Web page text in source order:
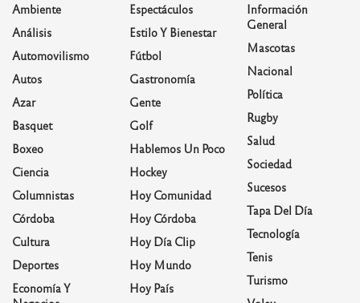
Ambiente
Análisis
Automovilismo
Autos
Azar
Basquet
Boxeo
Ciencia
Columnistas
Córdoba
Cultura
Deportes
Economía Y
Espectáculos
Estilo Y Bienestar
Fútbol
Gastronomía
Gente
Golf
Hablemos Un Poco
Hockey
Hoy Comunidad
Hoy Córdoba
Hoy Día Clip
Hoy Mundo
Hoy País
Información
General
Mascotas
Nacional
Política
Rugby
Salud
Sociedad
Sucesos
Tapa Del Día
Tecnología
Tenis
Turismo